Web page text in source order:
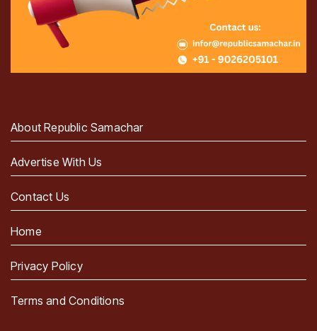
About Republic Samachar
Advertise With Us
Contact Us
Home
Privacy Policy
Terms and Conditions